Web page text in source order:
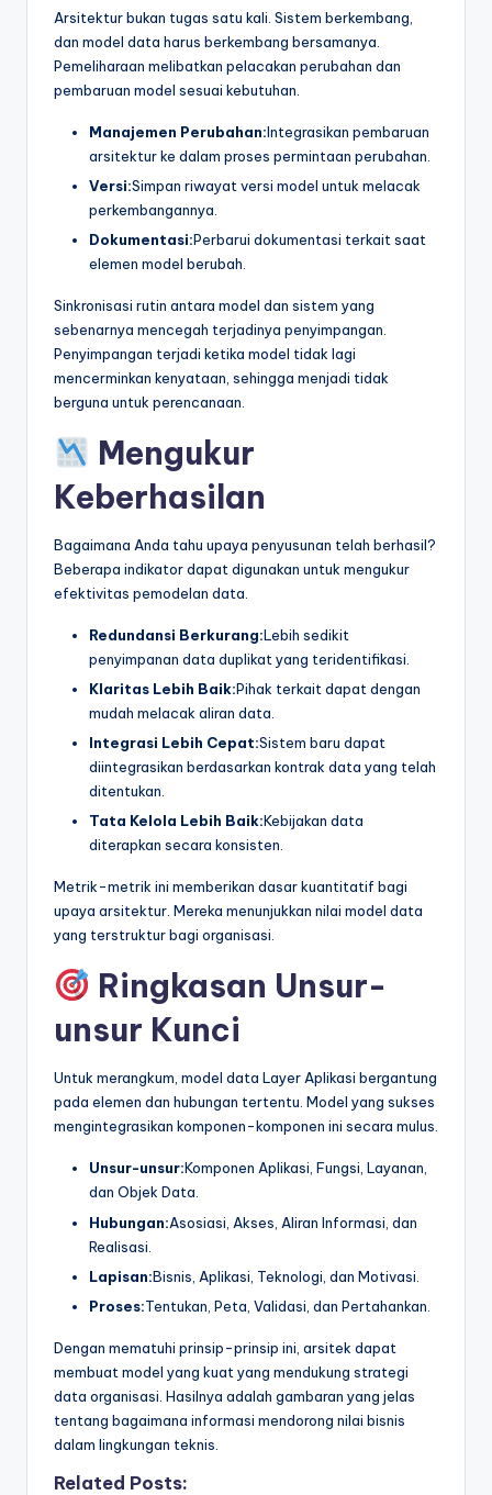
Arsitektur bukan tugas satu kali. Sistem berkembang,
dan model data harus berkembang bersamanya.
Pemeliharaan melibatkan pelacakan perubahan dan
pembaruan model sesuai kebutuhan.
Manajemen Perubahan:Integrasikan pembaruan
arsitektur ke dalam proses permintaan perubahan.
Versi:Simpan riwayat versi model untuk melacak
perkembangannya.
Dokumentasi:Perbarui dokumentasi terkait saat
elemen model berubah.
Sinkronisasi rutin antara model dan sistem yang
sebenarnya mencegah terjadinya penyimpangan.
Penyimpangan terjadi ketika model tidak lagi
mencerminkan kenyataan, sehingga menjadi tidak
berguna untuk perencanaan.
Mengukur
Keberhasilan
Bagaimana Anda tahu upaya penyusunan telah berhasil?
Beberapa indikator dapat digunakan untuk mengukur
efektivitas pemodelan data.
Redundansi Berkurang:Lebih sedikit
penyimpanan data duplikat yang teridentifikasi.
Klaritas Lebih Baik:Pihak terkait dapat dengan
mudah melacak aliran data.
Integrasi Lebih Cepat:Sistem baru dapat
diintegrasikan berdasarkan kontrak data yang telah
ditentukan.
Tata Kelola Lebih Baik:Kebijakan data
diterapkan secara konsisten.
Metrik-metrik ini memberikan dasar kuantitatif bagi
upaya arsitektur. Mereka menunjukkan nilai model data
yang terstruktur bagi organisasi.
Ringkasan Unsur-
unsur Kunci
Untuk merangkum, model data Layer Aplikasi bergantung
pada elemen dan hubungan tertentu. Model yang sukses
mengintegrasikan komponen-komponen ini secara mulus.
Unsur-unsur:Komponen Aplikasi, Fungsi, Layanan,
dan Objek Data.
Hubungan:Asosiasi, Akses, Aliran Informasi, dan
Realisasi.
Lapisan:Bisnis, Aplikasi, Teknologi, dan Motivasi.
Proses:Tentukan, Peta, Validasi, dan Pertahankan.
Dengan mematuhi prinsip-prinsip ini, arsitek dapat
membuat model yang kuat yang mendukung strategi
data organisasi. Hasilnya adalah gambaran yang jelas
tentang bagaimana informasi mendorong nilai bisnis
dalam lingkungan teknis.
Related Posts: